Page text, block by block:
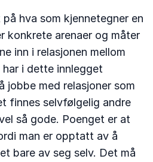
hva som kjennetegner en
konkrete arenaer og måter
inn i relasjonen mellom
i dette innlegget
jobbe med relasjoner som
finnes selvfølgelig andre
så gode. Poenget er at
man er opptatt av å
bare av seg selv. Det må